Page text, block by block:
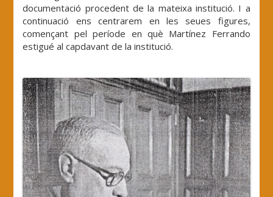
documentació procedent de la mateixa institució. I a
continuació ens centrarem en les seues figures,
començant pel període en què Martínez Ferrando
estigué al capdavant de la institució.